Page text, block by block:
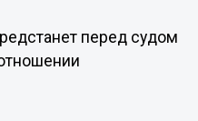
перед судом